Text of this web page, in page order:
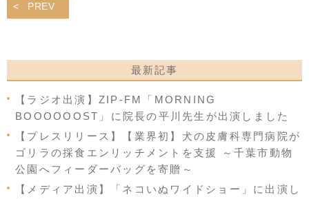
PREV
最新記事
【ラジオ出演】ZIP-FM「MORNING
BOOOOOOST」に院長の平川先生が出演しました
【プレスリリース】【業界初】犬の皮膚科専門病院が
ゴリラの採食エンリッチメントを支援 ～千葉市動物
公園へフィーダーバッグを寄贈～
【メディア出演】「ネコいぬワイドショー」に出演し